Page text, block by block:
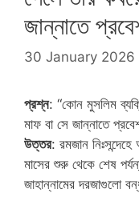
জান্নাতে
30 January 2026
প্রশ্ন: “কোন মুসলিম
মাফ বা সে জান্নাতে
উত্তর: রমজান
মাসের শুরু থেকে শেষ
জাহান্নামের দরজাগুলো